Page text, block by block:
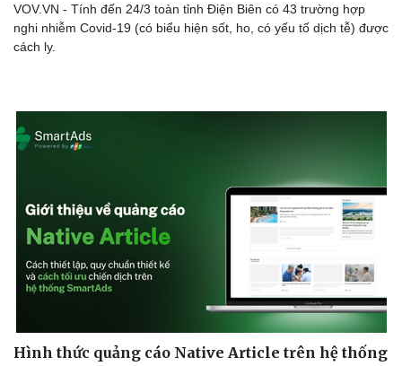
VOV.VN - Tính đến 24/3 toàn tỉnh Điện Biên có 43 trường hợp
nghi nhiễm Covid-19 (có biểu hiện sốt, ho, có yếu tố dịch tễ) được
cách ly.
Hình thức quảng cáo Native Article trên hệ thống